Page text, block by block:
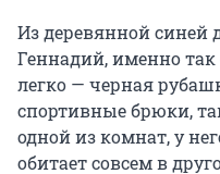
Из деревянной синей
Геннадий, именно так
легко — черная
спортивные брюки,
одной из комнат, у
обитает совсем в